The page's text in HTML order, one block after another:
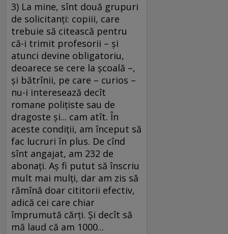
3) La mine, sînt două grupuri
de solicitanţi: copiii, care
trebuie să citească pentru
că-i trimit profesorii – şi
atunci devine obligatoriu,
deoarece se cere la şcoală –,
şi bătrînii, pe care – curios –
nu-i interesează decît
romane poliţiste sau de
dragoste şi... cam atît. În
aceste condiţii, am început să
fac lucruri în plus. De cînd
sînt angajat, am 232 de
abonaţi. Aş fi putut să înscriu
mult mai mulţi, dar am zis să
rămînă doar cititorii efectiv,
adică cei care chiar
împrumută cărţi. Şi decît să
mă laud că am 1000...